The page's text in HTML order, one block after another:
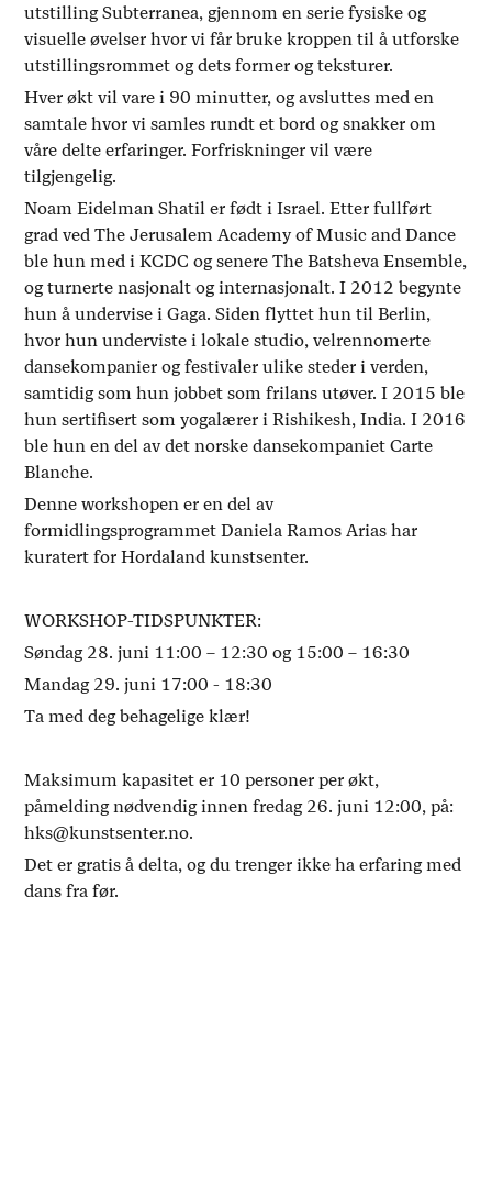
utstillingSubterranea, gjennom en serie fysiske og
visuelle øvelser hvor vi får bruke kroppen til å utforske
utstillingsrommet og dets former og teksturer.
Hver økt vil vare i 90 minutter, og avsluttes med en
samtale hvor vi samles rundt et bord og snakker om
våre delte erfaringer. Forfriskninger vil være
tilgjengelig.
Noam Eidelman Shatil er født i Israel. Etter fullført
grad ved The Jerusalem Academy of Music and Dance
ble hun med i KCDC og senere The Batsheva Ensemble,
og turnerte nasjonalt og internasjonalt. I 2012 begynte
hun å undervise i Gaga. Siden flyttet hun til Berlin,
hvor hun underviste i lokale studio, velrennomerte
dansekompanier og festivaler ulike steder i verden,
samtidig som hun jobbet som frilans utøver. I 2015 ble
hun sertifisert som yogalærer i Rishikesh, India. I 2016
ble hun en del av det norske dansekompaniet Carte
Blanche.
Denne workshopen er en del av
formidlingsprogrammet Daniela Ramos Arias har
kuratert for Hordaland kunstsenter.
WORKSHOP-TIDSPUNKTER:
Søndag 28. juni 11:00 – 12:30 og 15:00 – 16:30
Mandag 29. juni 17:00 - 18:30
Ta med deg behagelige klær!
Maksimum kapasitet er 10 personer per økt,
påmelding nødvendig innen fredag 26. juni 12:00, på:
hks@kunstsenter.no.
Det er gratis å delta, og du trenger ikke ha erfaring med
dans fra før.